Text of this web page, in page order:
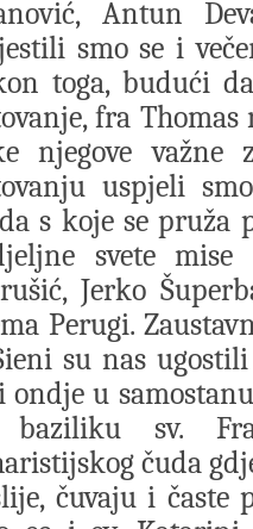
Antun
smo se i
toga, budući
fra
njegove važne
uspjeli
s koje se pruža
svete
Jerko
Perugi.
su nas
ondje u
baziliku sv.
čuda
čuvaju i časte